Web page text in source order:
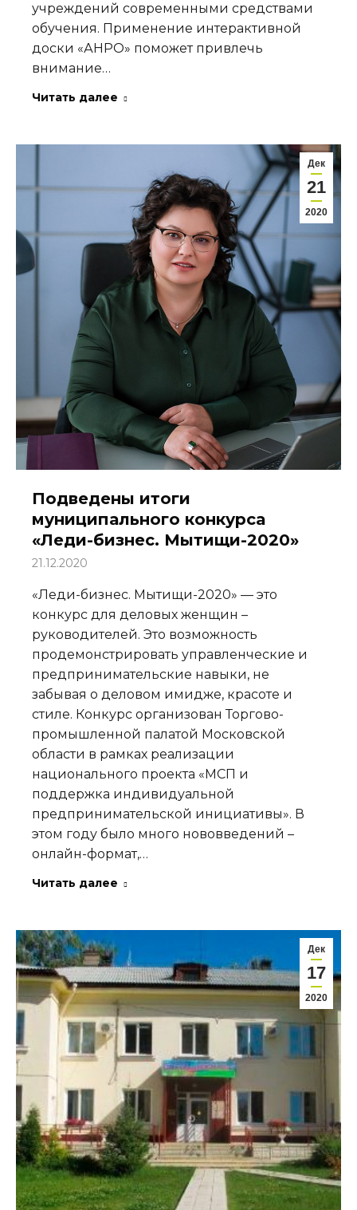
учреждений современными средствами
обучения. Применение интерактивной
доски «АНРО» поможет привлечь
внимание…
Читать далее
Дек
21
2020
Подведены итоги
муниципального конкурса
«Леди-бизнес. Мытищи-2020»
21.12.2020
«Леди-бизнес. Мытищи-2020» — это
конкурс для деловых женщин –
руководителей. Это возможность
продемонстрировать управленческие и
предпринимательские навыки, не
забывая о деловом имидже, красоте и
стиле. Конкурс организован Торгово-
промышленной палатой Московской
области в рамках реализации
национального проекта «МСП и
поддержка индивидуальной
предпринимательской инициативы». В
этом году было много нововведений –
онлайн-формат,…
Читать далее
Дек
17
2020